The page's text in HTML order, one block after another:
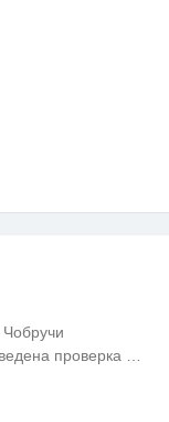
проверка